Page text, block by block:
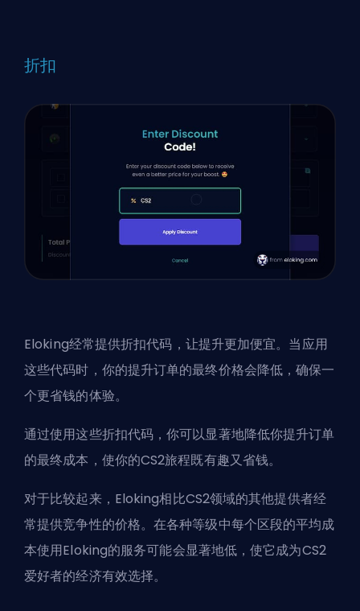
折扣
Eloking经常提供折扣代码，让提升更加便宜。当应用
这些代码时，你的提升订单的最终价格会降低，确保一
个更省钱的体验。
通过使用这些折扣代码，你可以显著地降低你提升订单
的最终成本，使你的CS2旅程既有趣又省钱。
对于比较起来，Eloking相比CS2领域的其他提供者经
常提供竞争性的价格。在各种等级中每个区段的平均成
本使用Eloking的服务可能会显著地低，使它成为CS2
爱好者的经济有效选择。